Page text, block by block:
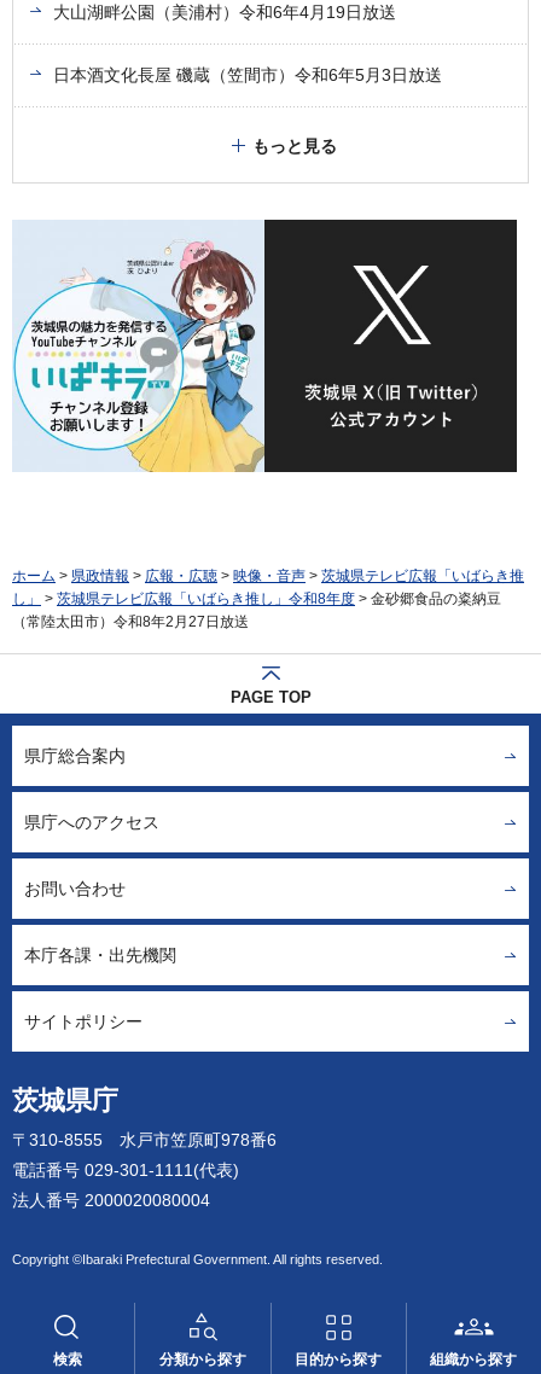
検索 分類から探す 目的から探す 組織から探す
大山湖畔公園（美浦村）令和6年4月19日放送
日本酒文化長屋 磯蔵（笠間市）令和6年5月3日放送
もっと見る
ホーム > 県政情報 > 広報・広聴 > 映像・音声 > 茨城県テレビ広報「いばらき推
し」
> 茨城県テレビ広報「いばらき推し」令和8年度 > 金砂郷食品の粢納豆
（常陸太田市）令和8年2月27日放送
PAGE TOP
茨城県庁
〒310-8555 水戸市笠原町978番6
電話番号 029-301-1111(代表)
法人番号 2000020080004
Copyright ©Ibaraki Prefectural Government. All rights reserved.
県庁総合案内
県庁へのアクセス
お問い合わせ
本庁各課・出先機関
サイトポリシー